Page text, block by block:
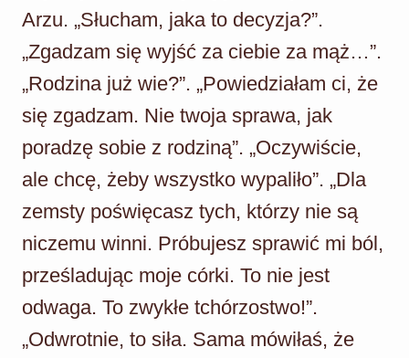
Arzu. „Słucham, jaka to decyzja?”.
„Zgadzam się wyjść za ciebie za mąż…”.
„Rodzina już wie?”. „Powiedziałam ci, że
się zgadzam. Nie twoja sprawa, jak
poradzę sobie z rodziną”. „Oczywiście,
ale chcę, żeby wszystko wypaliło”. „Dla
zemsty poświęcasz tych, którzy nie są
niczemu winni. Próbujesz sprawić mi ból,
prześladując moje córki. To nie jest
odwaga. To zwykłe tchórzostwo!”.
„Odwrotnie, to siła. Sama mówiłaś, że